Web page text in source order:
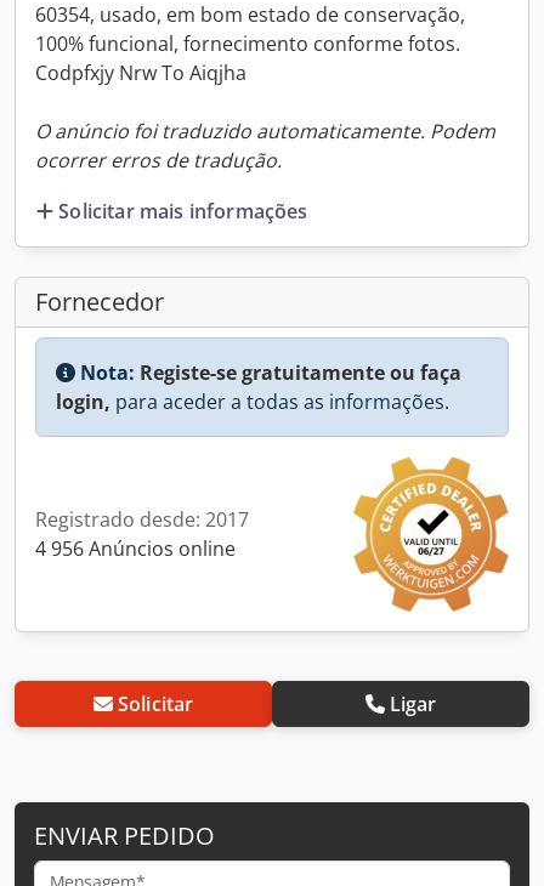
60354, usado, em bom estado de conservação,
100% funcional, fornecimento conforme fotos.
Codpfxjy Nrw To Aiqjha
O anúncio foi traduzido automaticamente. Podem
ocorrer erros de tradução.
Solicitar mais informações
Fornecedor
Nota: Registe-se gratuitamente ou faça
login, para aceder a todas as informações.
Registrado desde: 2017
4 956 Anúncios online
Solicitar Ligar
ENVIAR PEDIDO